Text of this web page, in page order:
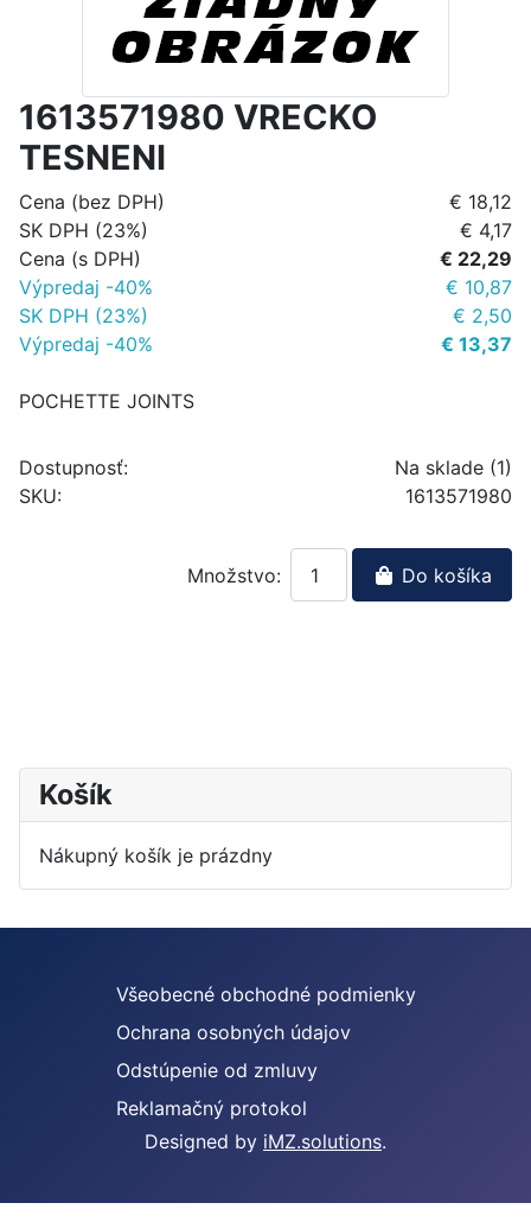
1613571980 VRECKO
TESNENI
Cena (bez DPH)
€ 18,12
SK DPH (23%)
€ 4,17
Cena (s DPH)
€ 22,29
Výpredaj -40%
€ 10,87
SK DPH (23%)
€ 2,50
Výpredaj -40%
€ 13,37
POCHETTE JOINTS
Dostupnosť:
Na sklade (1)
SKU:
1613571980
Množstvo: Do košíka
Košík
Nákupný košík je prázdny
Všeobecné obchodné podmienky
Ochrana osobných údajov
Odstúpenie od zmluvy
Reklamačný protokol
Designed by iMZ.solutions.